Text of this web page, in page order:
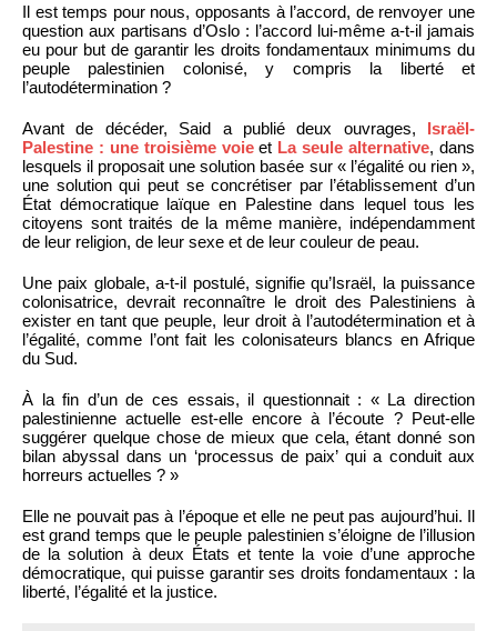
Il est temps pour nous, opposants à l’accord, de renvoyer une
question aux partisans d’Oslo : l’accord lui-même a-t-il jamais
eu pour but de garantir les droits fondamentaux minimums du
peuple palestinien colonisé, y compris la liberté et
l’autodétermination ?
Avant de décéder, Said a publié deux ouvrages, Israël-
Palestine : une troisième voieet La seule alternative, dans
lesquels il proposait une solution basée sur « l’égalité ou rien »,
une solution qui peut se concrétiser par l’établissement d’un
État démocratique laïque en Palestine dans lequel tous les
citoyens sont traités de la même manière, indépendamment
de leur religion, de leur sexe et de leur couleur de peau.
Une paix globale, a-t-il postulé, signifie qu’Israël, la puissance
colonisatrice, devrait reconnaître le droit des Palestiniens à
exister en tant que peuple, leur droit à l’autodétermination et à
l’égalité, comme l’ont fait les colonisateurs blancs en Afrique
du Sud.
À la fin d’un de ces essais, il questionnait : « La direction
palestinienne actuelle est-elle encore à l’écoute ? Peut-elle
suggérer quelque chose de mieux que cela, étant donné son
bilan abyssal dans un ‘processus de paix’ qui a conduit aux
horreurs actuelles ? »
Elle ne pouvait pas à l’époque et elle ne peut pas aujourd’hui. Il
est grand temps que le peuple palestinien s’éloigne de l’illusion
de la solution à deux États et tente la voie d’une approche
démocratique, qui puisse garantir ses droits fondamentaux : la
liberté, l’égalité et la justice.